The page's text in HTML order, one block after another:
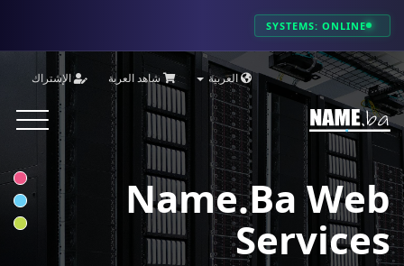
SYSTEMS: ONLINE
العربية شاهد العربة الإشتراك
Toggle
Name.ba Web
Services